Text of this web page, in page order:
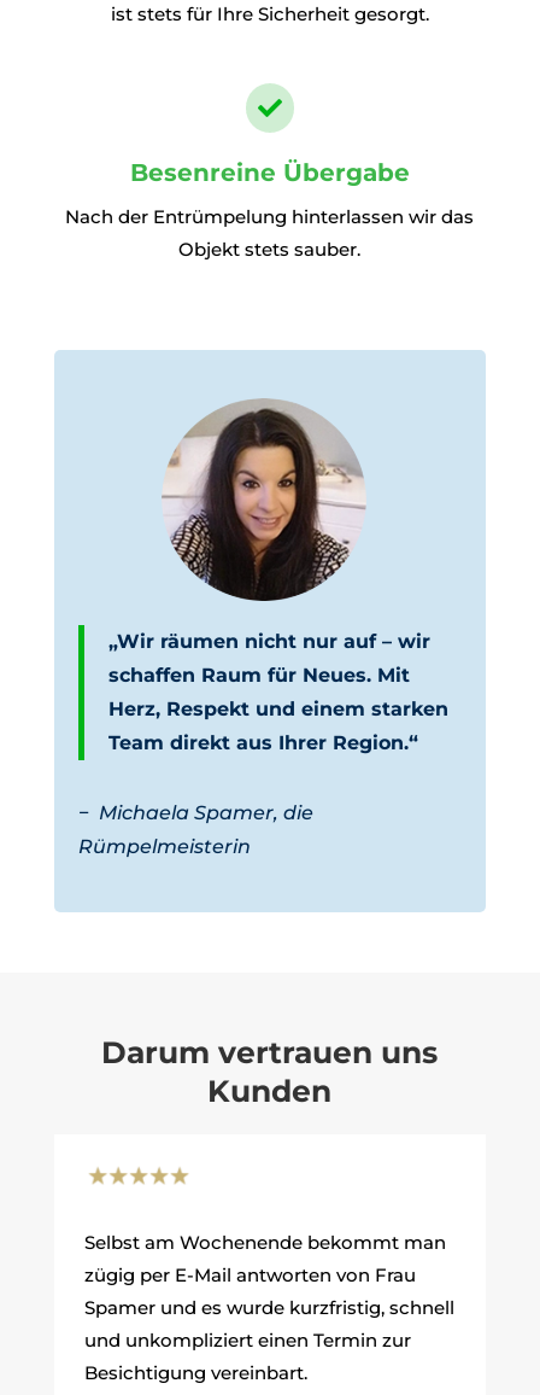
ist stets für Ihre Sicherheit gesorgt.

Besenreine Übergabe
Nach der Entrümpelung hinterlassen wir das
Objekt stets sauber.
„Wir räumen nicht nur auf – wir
schaffen Raum für Neues. Mit
Herz, Respekt und einem starken
Team direkt aus Ihrer Region.“
− Michaela Spamer, die
Rümpelmeisterin
Darum vertrauen uns
Kunden
Selbst am Wochenende bekommt man
zügig per E-Mail antworten von Frau
Spamer und es wurde kurzfristig, schnell
und unkompliziert einen Termin zur
Besichtigung vereinbart.